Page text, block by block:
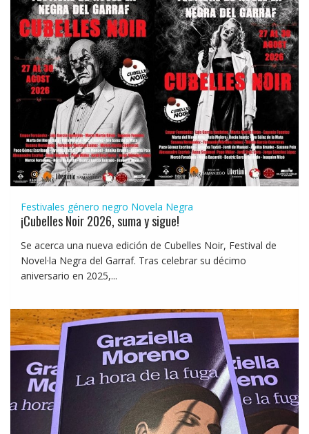
Festivales género negro Novela Negra
¡Cubelles Noir 2026, suma y sigue!
Se acerca una nueva edición de Cubelles Noir, Festival de
Novel·la Negra del Garraf. Tras celebrar su décimo
aniversario en 2025,...